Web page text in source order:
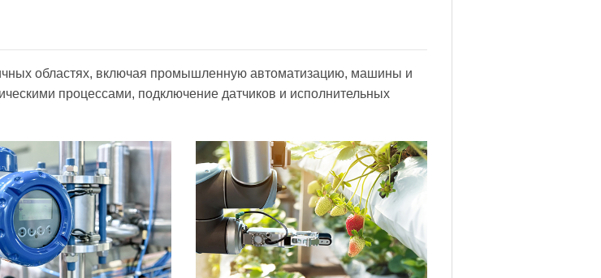
областях, включая промышленную автоматизацию, машины и
процессами, подключение датчиков и исполнительных